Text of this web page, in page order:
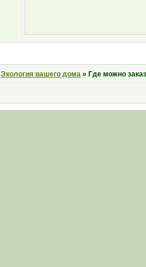
Экология вашего дома » Где можно